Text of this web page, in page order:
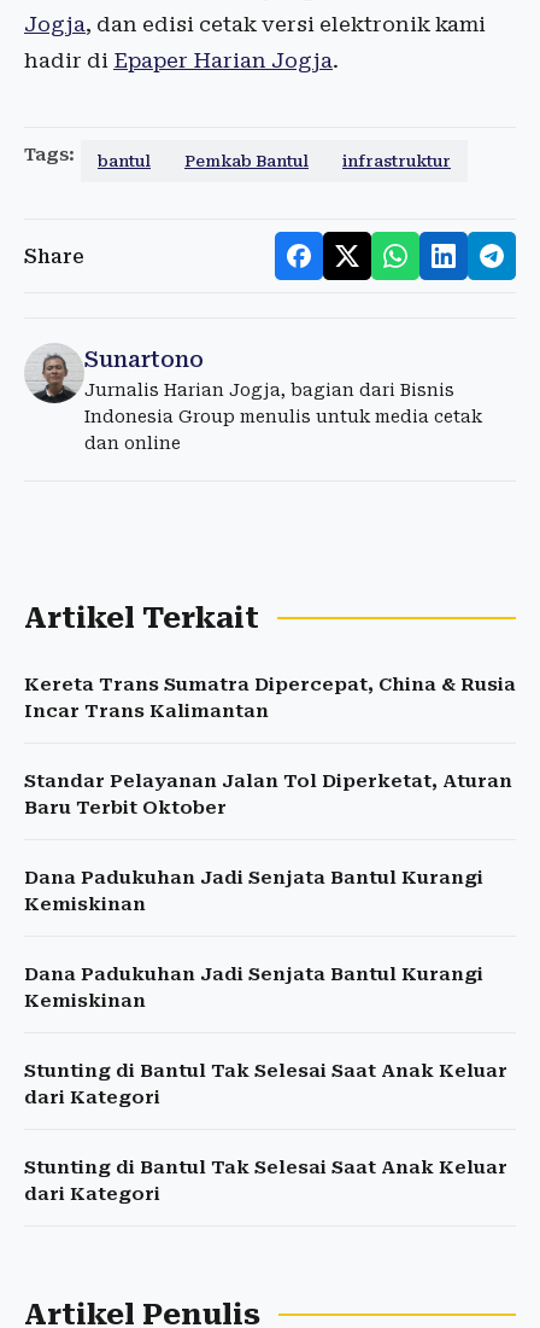
Jogja, dan edisi cetak versi elektronik kami
hadir di Epaper Harian Jogja.
Tags: bantul Pemkab Bantul infrastruktur
Share
Sunartono
Jurnalis Harian Jogja, bagian dari Bisnis
Indonesia Group menulis untuk media cetak
dan online
Artikel Terkait
Kereta Trans Sumatra Dipercepat, China & Rusia
Incar Trans Kalimantan
Standar Pelayanan Jalan Tol Diperketat, Aturan
Baru Terbit Oktober
Dana Padukuhan Jadi Senjata Bantul Kurangi
Kemiskinan
Dana Padukuhan Jadi Senjata Bantul Kurangi
Kemiskinan
Stunting di Bantul Tak Selesai Saat Anak Keluar
dari Kategori
Stunting di Bantul Tak Selesai Saat Anak Keluar
dari Kategori
Artikel Penulis